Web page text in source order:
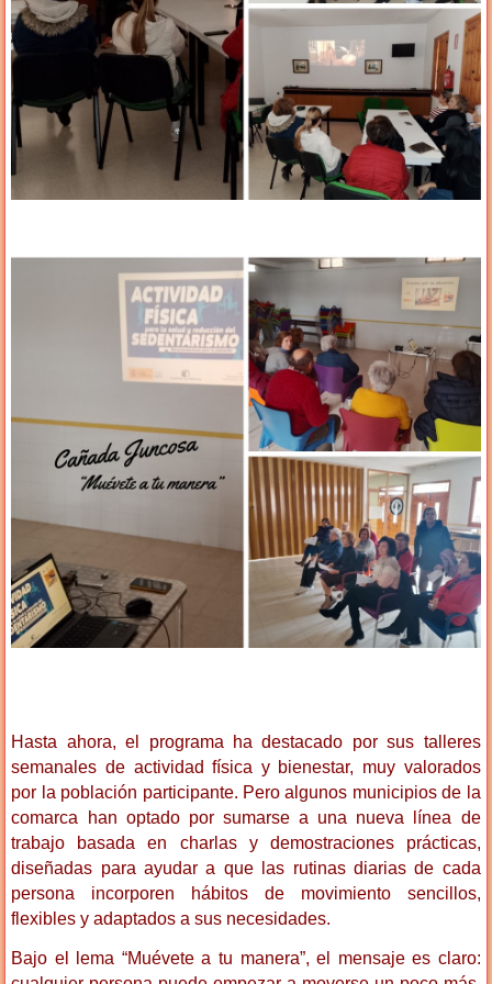
Hasta ahora, el programa ha destacado por sus talleres
semanales de actividad física y bienestar, muy valorados
por la población participante. Pero algunos municipios de la
comarca han optado por sumarse a una nueva línea de
trabajo basada en charlas y demostraciones prácticas,
diseñadas para ayudar a que las rutinas diarias de cada
persona incorporen hábitos de movimiento sencillos,
flexibles y adaptados a sus necesidades.
Bajo el lema “Muévete a tu manera”, el mensaje es claro: